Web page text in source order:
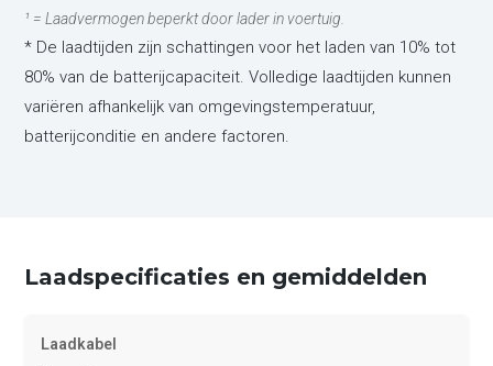
¹ = Laadvermogen beperkt door lader in voertuig.
* De laadtijden zijn schattingen voor het laden van 10% tot
80% van de batterijcapaciteit. Volledige laadtijden kunnen
variëren afhankelijk van omgevingstemperatuur,
batterijconditie en andere factoren.
Laadspecificaties en gemiddelden
Laadkabel